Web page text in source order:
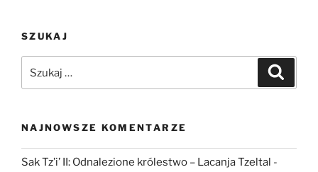
z
ciałopalnego
Domasławiu”
SZUKAJ
NAJNOWSZE KOMENTARZE
Sak Tz’i’ II: Odnalezione królestwo – Lacanja Tzeltal -